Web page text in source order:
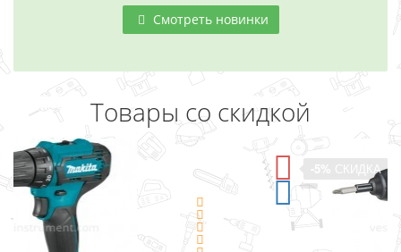
Смотреть новинки
Товары со скидкой